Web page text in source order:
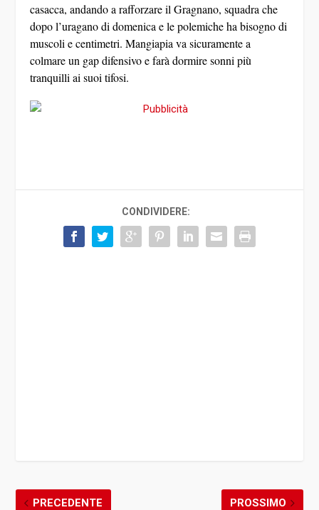
casacca, andando a rafforzare il Gragnano, squadra che
dopo l’uragano di domenica e le polemiche ha bisogno di
muscoli e centimetri. Mangiapia va sicuramente a
colmare un gap difensivo e farà dormire sonni più
tranquilli ai suoi tifosi.
CONDIVIDERE:
PRECEDENTE PROSSIMO